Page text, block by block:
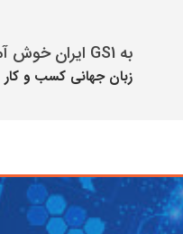
به GS1 ایران خوش آمدید
زبان جهانی كسب و كار